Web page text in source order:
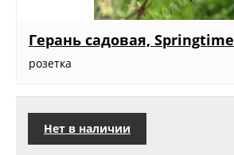
Герань садовая, Springtime
розетка
Нет в наличии